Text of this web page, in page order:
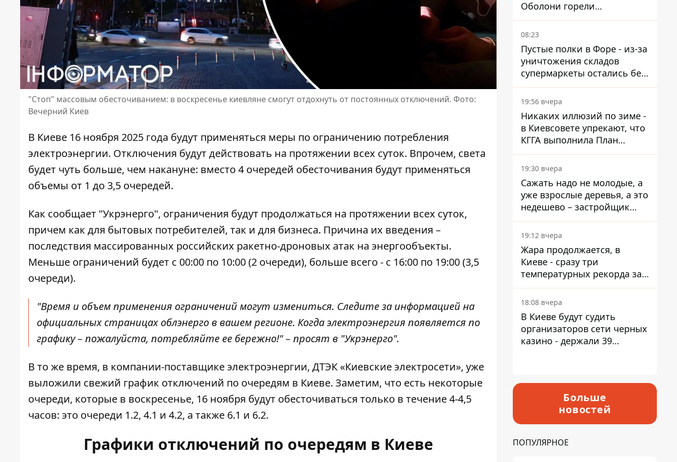
"Стоп" массовым обесточиванием: в воскресенье киевляне смогут отдохнуть от постоянных отключений. Фото:
Вечерний Киев
В Киеве 16 ноября 2025 года будут применяться меры по ограничению потребления
электроэнергии. Отключения будут действовать на протяжении всех суток. Впрочем, света
будет чуть больше, чем накануне: вместо 4 очередей обесточивания будут применяться
объемы от 1 до 3,5 очередей.
Как сообщает "Укрэнерго", ограничения будут продолжаться на протяжении всех суток,
причем как для бытовых потребителей, так и для бизнеса. Причина их введения –
последствия массированных российских ракетно-дроновых атак на энергообъекты.
Меньше ограничений будет с 00:00 по 10:00 (2 очереди), больше всего - с 16:00 по 19:00 (3,5
очереди).
"Время и объем применения ограничений могут измениться. Следите за информацией на
официальных страницах облэнерго в вашем регионе. Когда электроэнергия появляется по
графику – пожалуйста, потребляйте ее бережно!" – просят в "Укрэнерго".
В то же время, в компании-поставщике электроэнергии, ДТЭК «Киевские электросети», уже
выложили свежий график отключений по очередям в Киеве. Заметим, что есть некоторые
очереди, которые в воскресенье, 16 ноября будут обесточиваться только в течение 4-4,5
часов: это очереди 1.2, 4.1 и 4.2, а также 6.1 и 6.2.
Графики отключений по очередям в Киеве
Оболони горели
резервуары с топливом
08:23
Пустые полки в Форе - из-за
уничтожения складов
супермаркеты остались без
ассортимента
19:56 вчера
Никаких иллюзий по зиме -
в Киевсовете упрекают, что
КГГА выполнила План
устойчивости на 20%
19:30 вчера
Сажать надо не молодые, а
уже взрослые деревья, а это
недешево – застройщик
Никонов
19:12 вчера
Жара продолжается, в
Киеве - сразу три
температурных рекорда за
день
18:08 вчера
В Киеве будут судить
организаторов сети черных
казино - держали 39
Больше
новостей
ПОПУЛЯРНОЕ